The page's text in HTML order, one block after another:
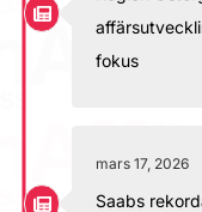
fokus
mars 17, 2026
Saabs